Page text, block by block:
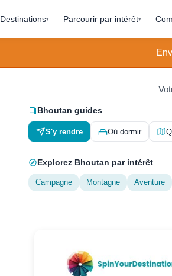
Destinations▾ Parcourir par intérêt▾
Bhoutan guides
S'y rendre Où dormir
Explorez Bhoutan par intérêt
Campagne Montagne Aventure